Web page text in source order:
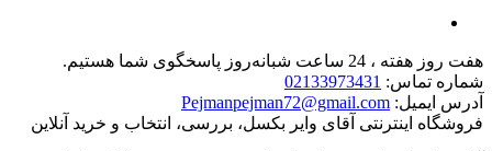
هفت روز هفته ، 24 ساعت شبانه‌روز پاسخگوی شما هستیم.
شماره تماس: 02133973431
آدرس ایمیل: Pejmanpejman72@gmail.com
فروشگاه اینترنتی آقای وایر بکسل، بررسی، انتخاب و خرید آنلاین